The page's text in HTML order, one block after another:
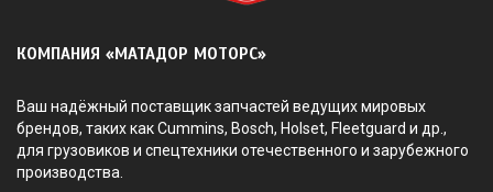
КОМПАНИЯ «МАТАДОР МОТОРС»
Ваш надёжный поставщик запчастей ведущих мировых
брендов, таких как Cummins, Bosch, Holset, Fleetguard и др.,
для грузовиков и спецтехники отечественного и зарубежного
производства.